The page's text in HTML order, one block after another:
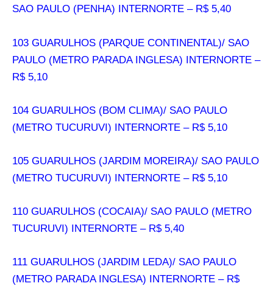
SAO PAULO (PENHA) INTERNORTE – R$ 5,40
103 GUARULHOS (PARQUE CONTINENTAL)/ SAO
PAULO (METRO PARADA INGLESA) INTERNORTE –
R$ 5,10
104 GUARULHOS (BOM CLIMA)/ SAO PAULO
(METRO TUCURUVI) INTERNORTE – R$ 5,10
105 GUARULHOS (JARDIM MOREIRA)/ SAO PAULO
(METRO TUCURUVI) INTERNORTE – R$ 5,10
110 GUARULHOS (COCAIA)/ SAO PAULO (METRO
TUCURUVI) INTERNORTE – R$ 5,40
111 GUARULHOS (JARDIM LEDA)/ SAO PAULO
(METRO PARADA INGLESA) INTERNORTE – R$